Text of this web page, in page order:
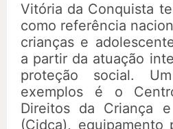
Vitória da Conquista
como referência
crianças e
a partir da atuação
proteção social.
exemplos é o
Direitos da Criança
(Cidca), equipamento